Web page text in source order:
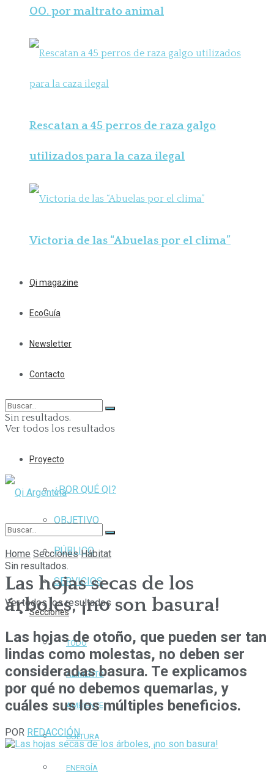
OO. por maltrato animal
Rescatan a 45 perros de raza galgo
utilizados para la caza ilegal
Victoria de las “Abuelas por el clima”
Qi magazine
EcoGuía
Newsletter
Contacto
Sin resultados.
Ver todos los resultados
Proyecto
¿POR QUÉ QI?
OBJETIVO
PÚBLICO
SERVICIOS
Secciones
TODO
ALIMENTO
AMBIENTE
CULTURA
ENERGÍA
Sin resultados.
Ver todos los resultados
Home Secciones Hábitat
Las hojas secas de los
árboles, ¡no son basura!
Las hojas de otoño, que pueden ser tan
lindas como molestas, no deben ser
consideradas basura. Te explicamos
por qué no debemos quemarlas, y
cuáles sus los múltiples beneficios.
POR REDACCIÓN